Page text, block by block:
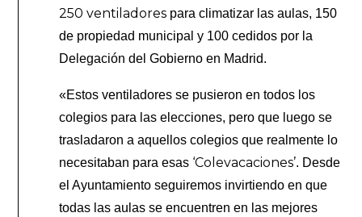
250 ventiladores para climatizar las aulas, 150
de propiedad municipal y 100 cedidos por la
Delegación del Gobierno en Madrid.
«Estos ventiladores se pusieron en todos los
colegios para las elecciones, pero que luego se
trasladaron a aquellos colegios que realmente lo
necesitaban para esas ‘Colevacaciones’. Desde
el Ayuntamiento seguiremos invirtiendo en que
todas las aulas se encuentren en las mejores